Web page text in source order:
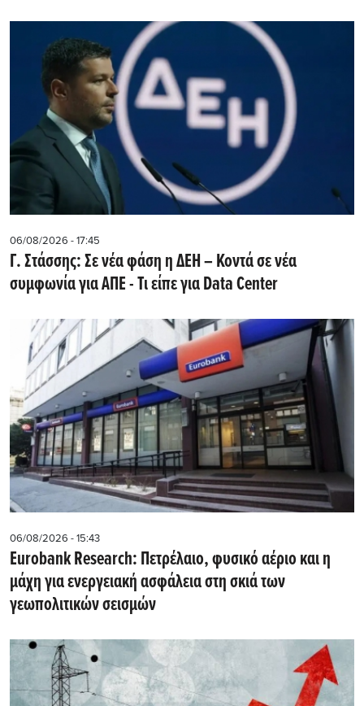
06/08/2026 - 17:45
Γ. Στάσσης: Σε νέα φάση η ΔΕΗ – Κοντά σε νέα
συμφωνία για ΑΠΕ - Τι είπε για Data Center
06/08/2026 - 15:43
Eurobank Research: Πετρέλαιο, φυσικό αέριο και η
μάχη για ενεργειακή ασφάλεια στη σκιά των
γεωπολιτικών σεισμών